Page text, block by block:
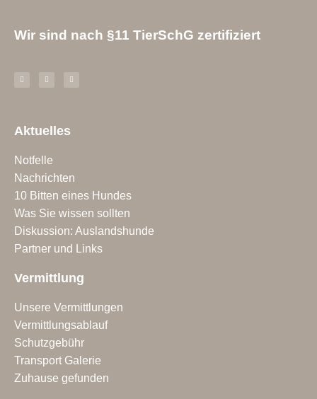
Wir sind nach §11 TierSchG zertifiziert
Aktuelles
Notfelle
Nachrichten
10 Bitten eines Hundes
Was Sie wissen sollten
Diskussion: Auslandshunde
Partner und Links
Vermittlung
Unsere Vermittlungen
Vermittlungsablauf
Schutzgebühr
Transport Galerie
Zuhause gefunden